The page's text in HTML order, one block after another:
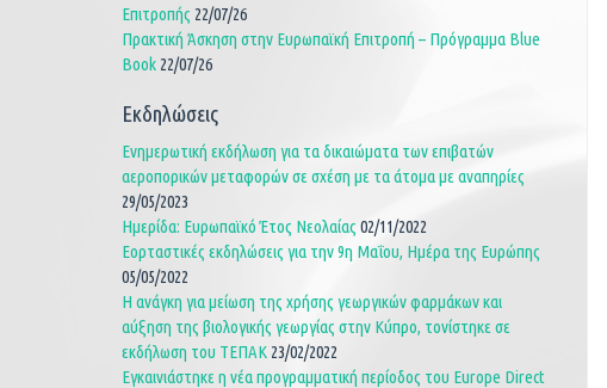
Επιτροπής 22/07/26
Πρακτική Άσκηση στην Ευρωπαϊκή Επιτροπή – Πρόγραμμα Blue
Book 22/07/26
Εκδηλώσεις
Ενημερωτική εκδήλωση για τα δικαιώματα των επιβατών
αεροπορικών μεταφορών σε σχέση με τα άτομα με αναπηρίες
29/05/2023
Ημερίδα: Ευρωπαϊκό Έτος Νεολαίας 02/11/2022
Εορταστικές εκδηλώσεις για την 9η Μαΐου, Ημέρα της Ευρώπης
05/05/2022
Η ανάγκη για μείωση της χρήσης γεωργικών φαρμάκων και
αύξηση της βιολογικής γεωργίας στην Κύπρο, τονίστηκε σε
εκδήλωση του ΤΕΠΑΚ 23/02/2022
Εγκαινιάστηκε η νέα προγραμματική περίοδος του Europe Direct